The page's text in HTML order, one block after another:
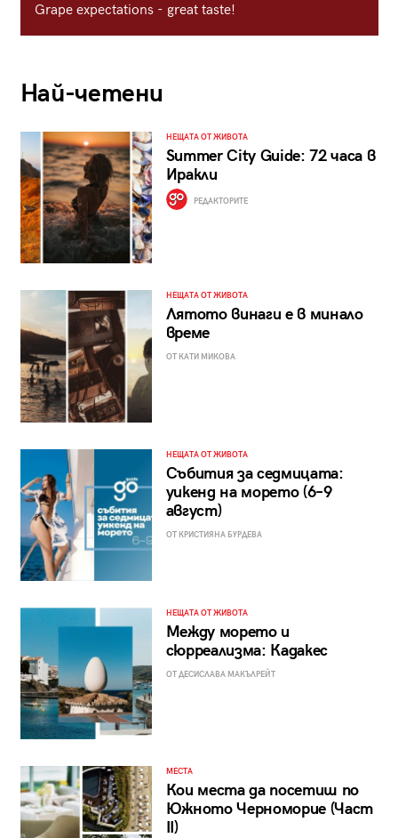
Grape expectations - great taste!
Най-четени
НЕЩАТА ОТ ЖИВОТА
Summer City Guide: 72 часа в
Иракли
РЕДАКТОРИТЕ
НЕЩАТА ОТ ЖИВОТА
Лятото винаги е в минало
време
ОТ КАТИ МИКОВА
НЕЩАТА ОТ ЖИВОТА
Събития за седмицата:
уикенд на морето (6–9
август)
ОТ КРИСТИЯНА БУРДЕВА
НЕЩАТА ОТ ЖИВОТА
Между морето и
сюрреализма: Кадакес
ОТ ДЕСИСЛАВА МАКЪЛРЕЙТ
МЕСТА
Кои места да посетиш по
Южното Черноморие (Част
II)